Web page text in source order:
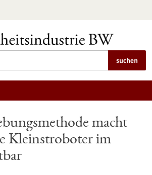
suchen
macht
Kleinstroboter im